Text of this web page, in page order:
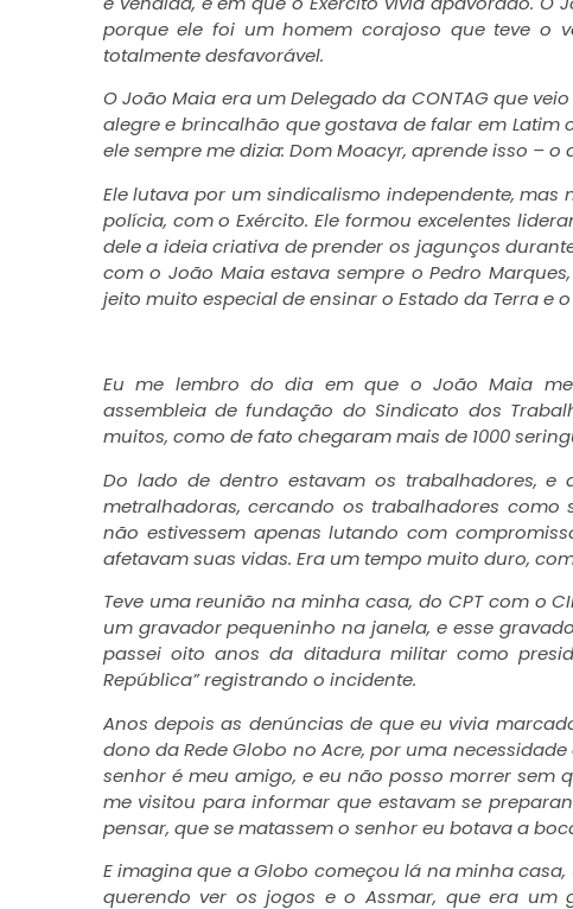
porque ele foi um homem corajoso que teve o
totalmente desfavorável.
O João Maia era um Delegado da CONTAG que
alegre e brincalhão que gostava de falar em
ele sempre me dizia: Dom Moacyr, aprende isso –
Ele lutava por um sindicalismo independente,
polícia, com o Exército. Ele formou excelentes
dele a ideia criativa de prender os jagunços
com o João Maia estava sempre o Pedro
jeito muito especial de ensinar o Estado da Terra e
Eu me lembro do dia em que o João Maia
assembleia de fundação do Sindicato dos
muitos, como de fato chegaram mais de 1000
Do lado de dentro estavam os trabalhadores,
metralhadoras, cercando os trabalhadores como
não estivessem apenas lutando com
afetavam suas vidas. Era um tempo muito duro,
Teve uma reunião na minha casa, do CPT com o
um gravador pequeninho na janela, e esse
passei oito anos da ditadura militar como
República” registrando o incidente.
Anos depois as denúncias de que eu vivia
dono da Rede Globo no Acre, por uma
senhor é meu amigo, e eu não posso morrer
me visitou para informar que estavam se
pensar, que se matassem o senhor eu botava a
E imagina que a Globo começou lá na minha
querendo ver os jogos e o Assmar, que era um